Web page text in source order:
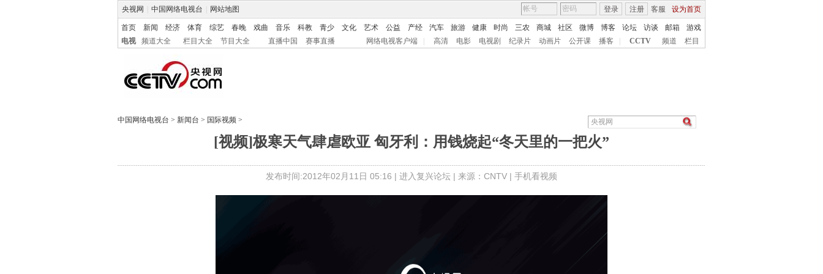
央视网 中国网络电视台 网站地图 客服 设为首页
登录 注册
首页 新闻 经济 体育 综艺 春晚 戏曲 音乐 科教 青少 文化 艺术 公益 产经 汽车 旅游 健康 时尚 三农 商城 社区 微博 博客 论坛 访谈 邮箱
游戏
电视
频道大全 栏目大全 节目大全 直播中国 赛事直播 网络电视客户端 高清 电影 电视剧 纪录片 动画片 公开课 播客 CCTV 频道 栏目
中国网络电视台 > 新闻台 > 国际视频 >
[视频]极寒天气肆虐欧亚 匈牙利：用钱烧起“冬天里的一把火”
发布时间:2012年02月11日 05:16 | 进入复兴论坛 | 来源：CNTV | 手机看视频